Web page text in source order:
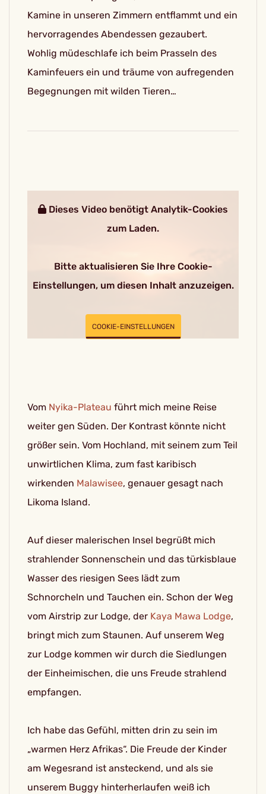
Kamine in unseren Zimmern entflammt und ein
hervorragendes Abendessen gezaubert.
Wohlig müdeschlafe ich beim Prasseln des
Kaminfeuers ein und träume von aufregenden
Begegnungen mit wilden Tieren…
Dieses Video benötigt Analytik-Cookies
zum Laden.
Bitte aktualisieren Sie Ihre Cookie-
Einstellungen, um diesen Inhalt anzuzeigen.
COOKIE-EINSTELLUNGEN
Vom Nyika-Plateau führt mich meine Reise
weiter gen Süden. Der Kontrast könnte nicht
größer sein. Vom Hochland, mit seinem zum Teil
unwirtlichen Klima, zum fast karibisch
wirkenden Malawisee, genauer gesagt nach
Likoma Island.
Auf dieser malerischen Insel begrüßt mich
strahlender Sonnenschein und das türkisblaue
Wasser des riesigen Sees lädt zum
Schnorcheln und Tauchen ein. Schon der Weg
vom Airstrip zur Lodge, der Kaya Mawa Lodge,
bringt mich zum Staunen. Auf unserem Weg
zur Lodge kommen wir durch die Siedlungen
der Einheimischen, die uns Freude strahlend
empfangen.
Ich habe das Gefühl, mitten drin zu sein im
„warmen Herz Afrikas“. Die Freude der Kinder
am Wegesrand ist ansteckend, und als sie
unserem Buggy hinterherlaufen weiß ich